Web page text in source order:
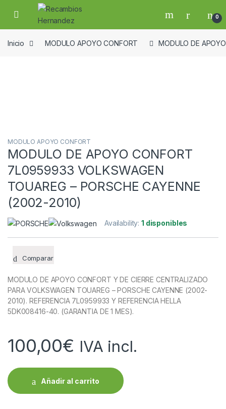
Skip to navigation
Skip to content
Open 0
Inicio MODULO APOYO CONFORT MODULO DE
MODULO APOYO CONFORT
MODULO DE APOYO CONFORT
7L0959933 VOLKSWAGEN
TOUAREG – PORSCHE CAYENNE
(2002-2010)
Availability:1 disponibles
Comparar
MODULO DE APOYO CONFORT Y DE CIERRE CENTRALIZADO
PARA VOLKSWAGEN TOUAREG – PORSCHE CAYENNE (2002-
2010). REFERENCIA 7L0959933 Y REFERENCIA HELLA
5DK008416-40. (GARANTIA DE 1 MES).
100,00€ IVA incl.
Añadir al carrito